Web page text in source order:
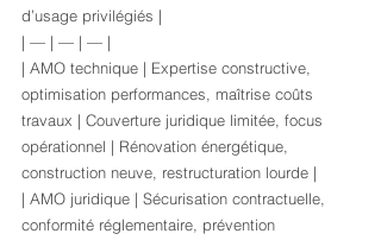
d’usage privilégiés |
| — | — | — |
| AMO technique | Expertise constructive,
optimisation performances, maîtrise coûts
travaux | Couverture juridique limitée, focus
opérationnel | Rénovation énergétique,
construction neuve, restructuration lourde |
| AMO juridique | Sécurisation contractuelle,
conformité réglementaire, prévention